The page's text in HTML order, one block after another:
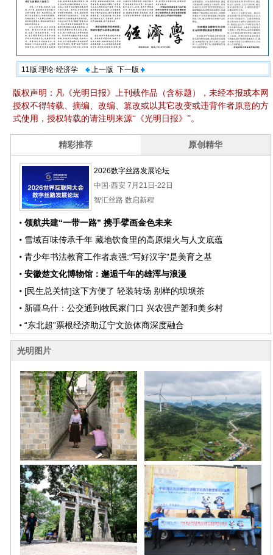
11版:理论·经济学 上一版 下一版
版权声明：凡《光明日报》上刊载作品（含标题），未经本报或本网
授权不得转载、摘编、改编、篡改或以其它改变或违背作者原意的方
式使用，授权转载的请注明来源“《光明日报》”。